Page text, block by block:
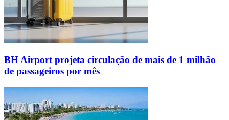
BH Airport projeta circulação de mais de 1 milhão
de passageiros por mês